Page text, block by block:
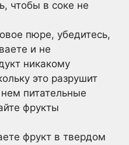
чтобы в соке не
пюре, убедитесь,
и не
никакому
это разрушит
питательные
фрукты
фрукт в твердом